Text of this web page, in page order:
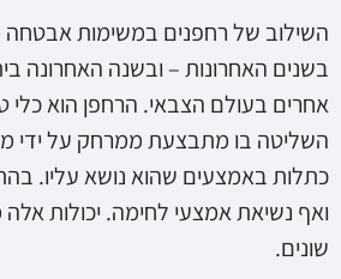
השילוב של רחפנים במשימות אבטחה
בשנים האחרונות – ובשנה האחרונה
אחרים בעולם הצבאי. הרחפן הוא כלי
השליטה בו מתבצעת ממרחק על ידי
כתלות באמצעים שהוא נושא עליו.
ואף נשיאת אמצעי לחימה. יכולות
שונים.